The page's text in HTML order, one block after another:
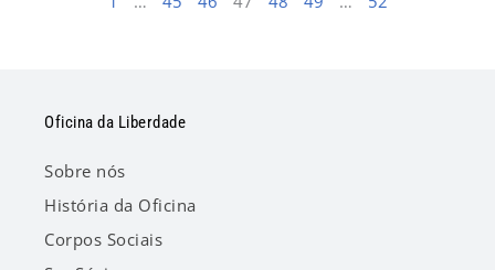
Oficina da Liberdade
Sobre nós
História da Oficina
Corpos Sociais